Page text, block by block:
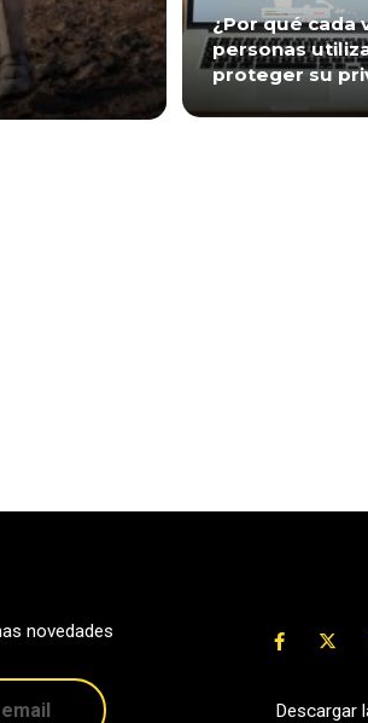
¿Por qué cada
personas
proteger su
novedades
Descargar